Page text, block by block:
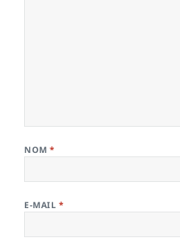
NOM*
E-MAIL *